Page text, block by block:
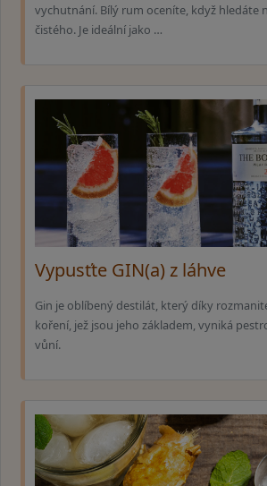
vychutnání. Bílý rum oceníte, když hledáte
čistého. Je ideální jako …
Vypusťte GIN(a) z láhve
Gin je oblíbený destilát, který díky
koření, jež jsou jeho základem, vyniká
vůní.